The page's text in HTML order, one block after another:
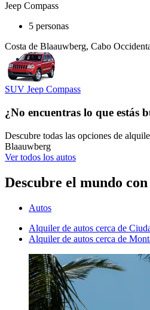
Jeep Compass
5 personas
Costa de Blaauwberg, Cabo
SUV Jeep Compass
¿No encuentras lo que estás
Descubre todas las opciones de
Blaauwberg
Ver todos los autos
Descubre el mundo
Autos
Alquiler de autos cerca de
Alquiler de autos cerca de